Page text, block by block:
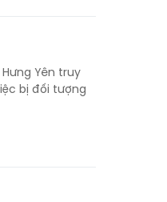
Yên truy
bị đối tượng